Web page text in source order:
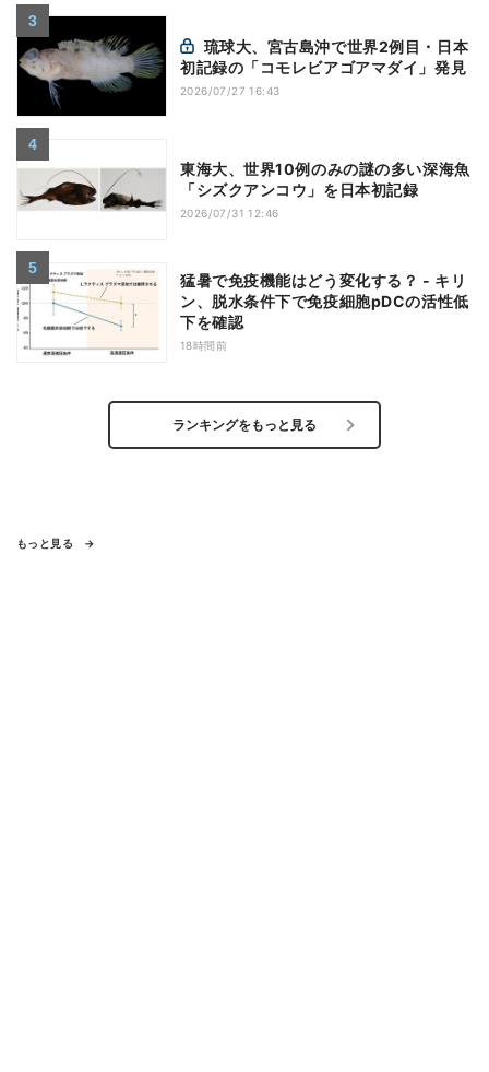
初記録の「コモレビアゴアマダイ」発見
2026/07/27 16:43
東海大、世界10例のみの謎の多い深海魚
「シズクアンコウ」を日本初記録
2026/07/31 12:46
猛暑で免疫機能はどう変化する？ - キリ
ン、脱水条件下で免疫細胞pDCの活性低
下を確認
18時間前
ランキングをもっと見る
もっと見る